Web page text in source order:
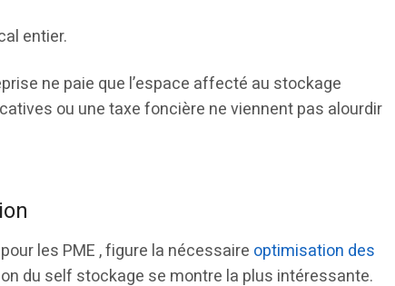
entier.
ne paie que l’espace affecté au stockage
ou une taxe foncière ne viennent pas alourdir
les PME , figure la nécessaire optimisation des
du self stockage se montre la plus intéressante.